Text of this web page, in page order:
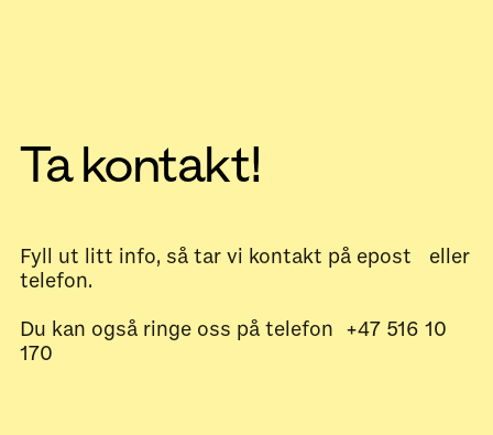
Ta kontakt!
Fyll ut litt info, så tar vi kontakt på epost eller
telefon.
Du kan også ringe oss på telefon +47 516 10
170